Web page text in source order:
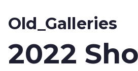
Old_Galleries
2022